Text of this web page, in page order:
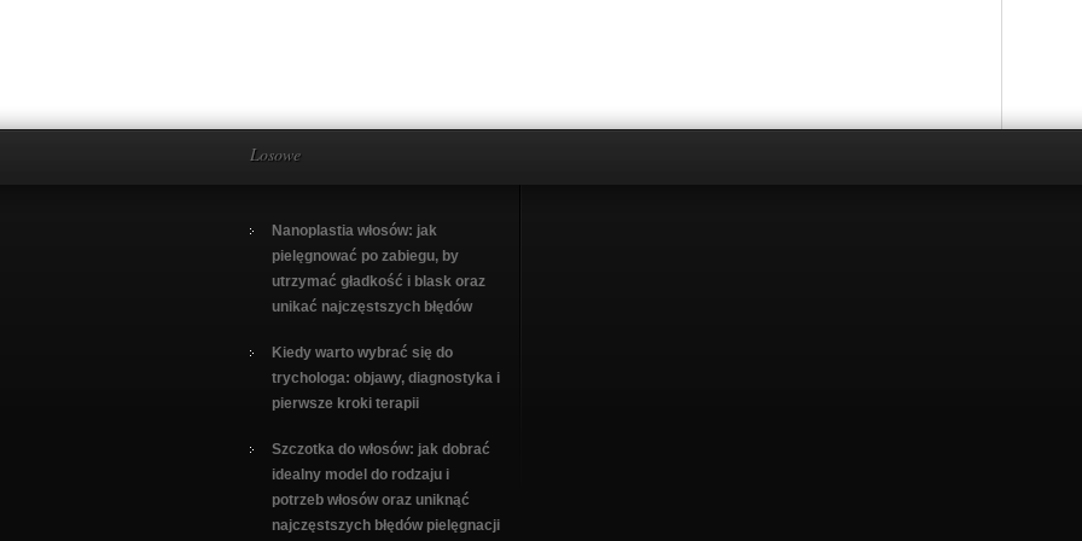
Losowe
Nanoplastia włosów: jak
pielęgnować po zabiegu, by
utrzymać gładkość i blask oraz
unikać najczęstszych błędów
Kiedy warto wybrać się do
trychologa: objawy, diagnostyka i
pierwsze kroki terapii
Szczotka do włosów: jak dobrać
idealny model do rodzaju i
potrzeb włosów oraz uniknąć
najczęstszych błędów pielęgnacji